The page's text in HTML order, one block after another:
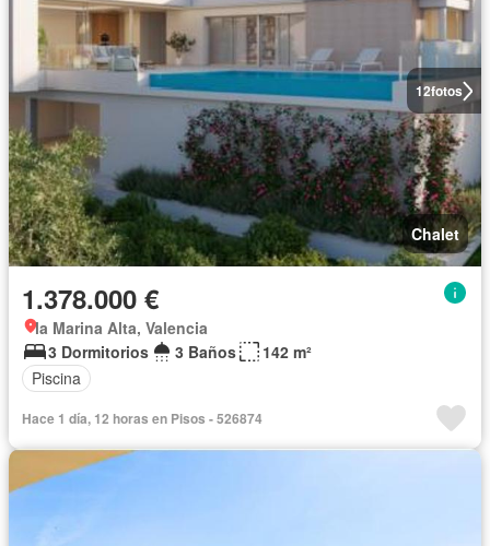
12fotos
Chalet
1.378.000 €
la Marina Alta, Valencia
3 Dormitorios
3 Baños
142 m²
Piscina
Hace 1 día, 12 horas en Pisos - 526874